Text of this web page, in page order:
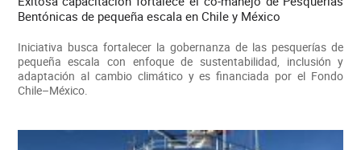
Bentónicas de pequeña escala en Chile y México
Iniciativa busca fortalecer la gobernanza de las pesquerías de
pequeña escala con enfoque de sustentabilidad, inclusión y
adaptación al cambio climático y es financiada por el Fondo
Chile–México.